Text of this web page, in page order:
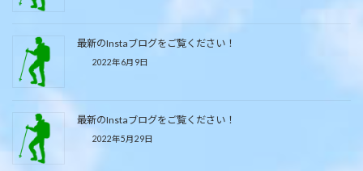
最新のInstaブログをご覧ください！
2022年6月9日
最新のInstaブログをご覧ください！
2022年5月29日